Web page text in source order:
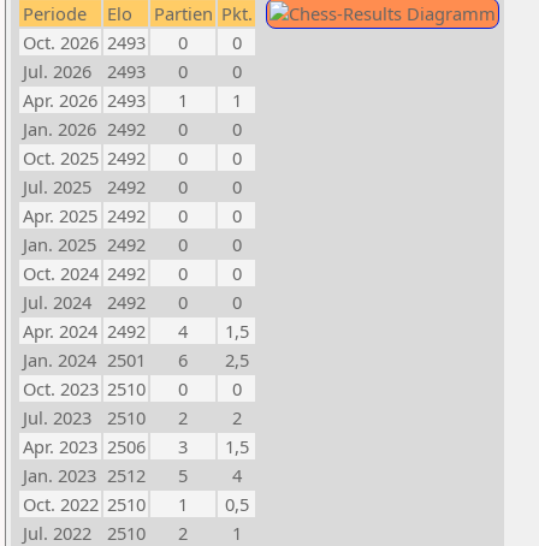
Periode Elo Partien Pkt.
Oct. 2026 2493 0
0
Jul. 2026
2493 0
0
Apr. 2026 2493 1
1
Jan. 2026 2492 0
0
Oct. 2025 2492 0
0
Jul. 2025
2492 0
0
Apr. 2025 2492 0
0
Jan. 2025 2492 0
0
Oct. 2024 2492 0
0
Jul. 2024
2492 0
0
Apr. 2024 2492 4
1,5
Jan. 2024 2501 6
2,5
Oct. 2023 2510 0
0
Jul. 2023
2510 2
2
Apr. 2023 2506 3
1,5
Jan. 2023 2512 5
4
Oct. 2022 2510 1
0,5
Jul. 2022
2510 2
1